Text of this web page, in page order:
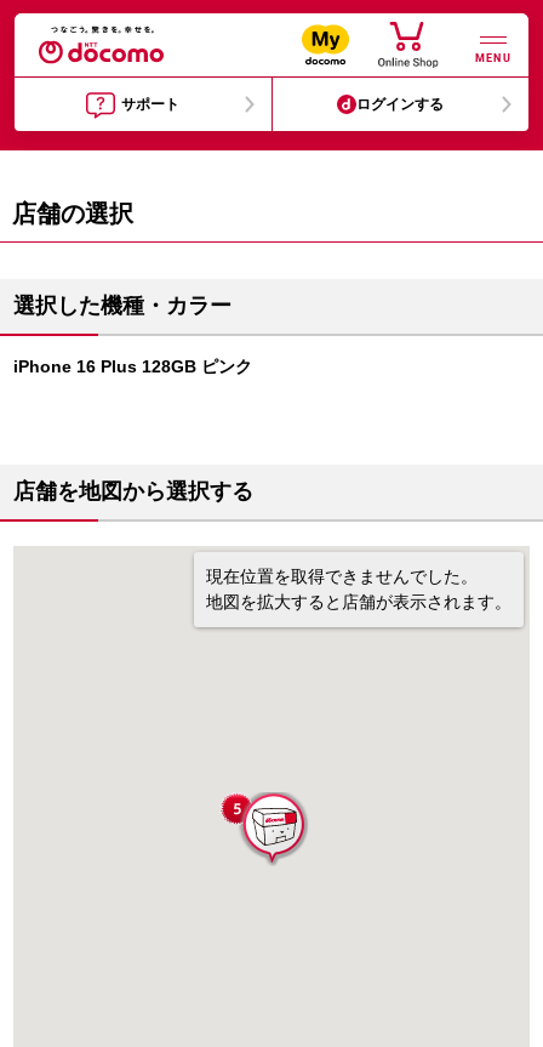
MENU
サポート ログインする
店舗の選択
選択した機種・カラー
iPhone 16 Plus 128GB ピンク
店舗を地図から選択する
現在位置を取得できませんでした。
地図を拡大すると店舗が表示されます。